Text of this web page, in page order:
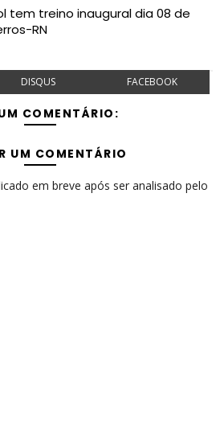
tem treino inaugural dia 08 de
RN
DISQUS FACEBOOK
COMENTÁRIO:
UM COMENTÁRIO
em breve após ser analisado pelo